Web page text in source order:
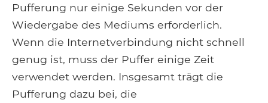
Pufferung nur einige Sekunden vor der
Wiedergabe des Mediums erforderlich.
Wenn die Internetverbindung nicht schnell
genug ist, muss der Puffer einige Zeit
verwendet werden. Insgesamt trägt die
Pufferung dazu bei, die